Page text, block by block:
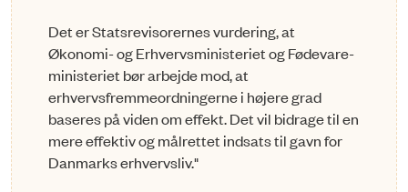
Det er Statsrevisorernes vurdering, at
Økonomi- og Erhvervsministeriet og Fødevare­
ministeriet bør arbejde mod, at
erhvervsfremmeordningerne i højere grad
baseres på viden om effekt. Det vil bidrage til en
mere effektiv og målrettet indsats til gavn for
Danmarks erhvervsliv."